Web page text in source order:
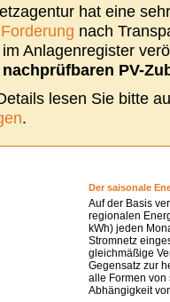
hat eine
nach
Anlagenregister
PV-
lesen Sie bitte
.
Der saisonale
Auf der Basis
regionalen
kWh) jeden
Stromnetz
gleichmäßige
Gegensatz zur
alle Formen von
Abhängigkeit